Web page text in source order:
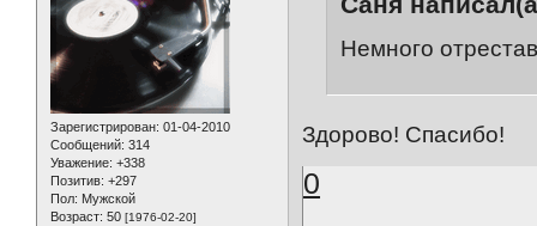
Зарегистрирован: 01-04-2010
Сообщений: 314
Уважение: +338
Позитив: +297
Пол: Мужской
Возраст: 50 [1976-02-20]
Немного
Здорово! Спасибо!
0